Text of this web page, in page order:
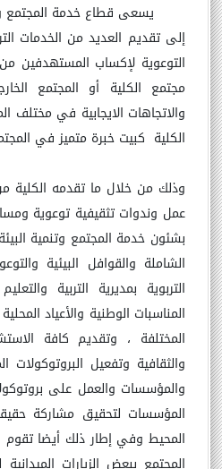
يسعى قطاع خدمة المجتمع
إلى تقديم العديد من الخدمات
التوعوية لإكساب المستهدفين
مجتمع الكلية أو المجتمع
والاتجاهات الايجابية في مختلف
الكلية كبيت خبرة متميز في
وذلك من خلال ما تقدمه الكلية
عمل وندوات تثقيفية توعوية
بشئون خدمة المجتمع وتنمية
الشاملة والقوافل البيئية
التربوية بمديرية التربية
المناسبات الوطنية والأعياد
المختلفة ، وتقديم كافة
والثقافية وتفعيل
والمؤسسات والعمل على
المؤسسات لتحقيق مشاركة
المحيط وفي إطار ذلك أيضا